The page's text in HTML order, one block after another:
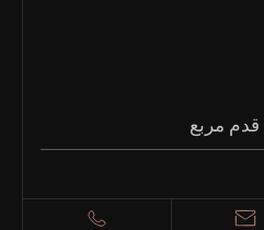
قدم مربع